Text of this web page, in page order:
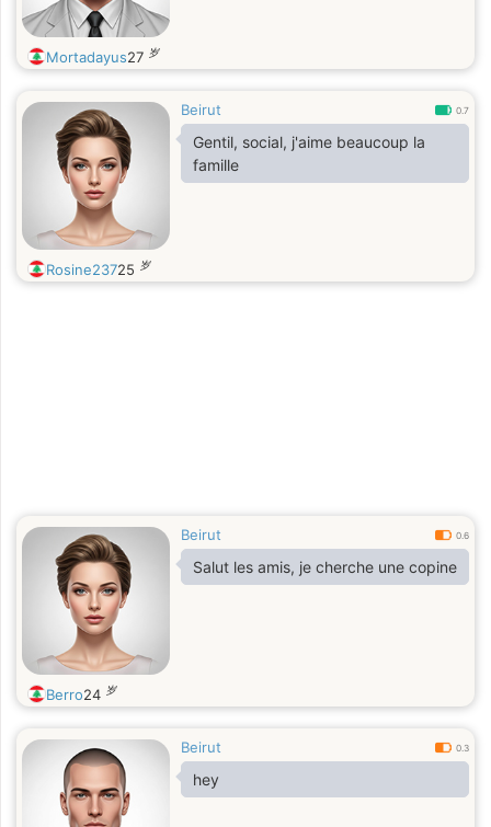
Mortadayus27 岁
Beirut 0.7
Gentil, social, j'aime beaucoup la
famille
Rosine23725 岁
Beirut 0.6
Salut les amis, je cherche une copine
Berro24 岁
Beirut 0.3
hey